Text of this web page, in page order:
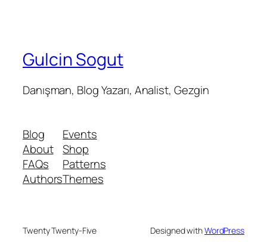
Gulcin Sogut
Danışman, Blog Yazarı, Analist, Gezgin
Blog
About
FAQs
Authors
Events
Shop
Patterns
Themes
Twenty Twenty-Five Designed withWordPress